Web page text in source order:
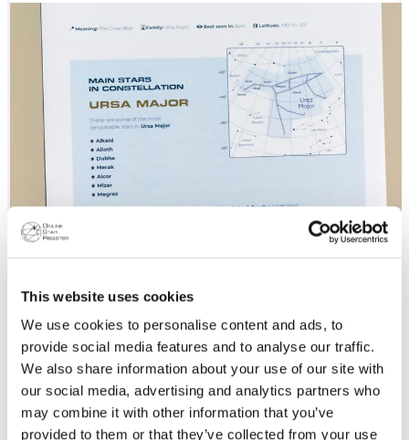
This website uses cookies
We use cookies to personalise content and ads, to
provide social media features and to analyse our traffic.
We also share information about your use of our site with
our social media, advertising and analytics partners who
may combine it with other information that you’ve
provided to them or that they’ve collected from your use